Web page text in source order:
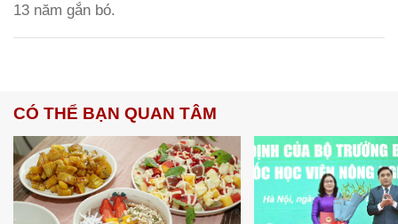
13 năm gắn bó.
CÓ THỂ BẠN QUAN TÂM